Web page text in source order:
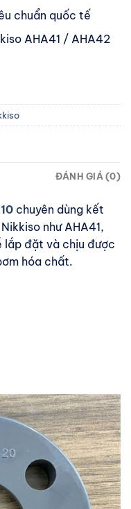
chuẩn quốc tế
AHA41 / AHA42
ĐÁNH GIÁ (0)
chuyên dùng kết
như AHA41,
lắp đặt và chịu được
hóa chất.